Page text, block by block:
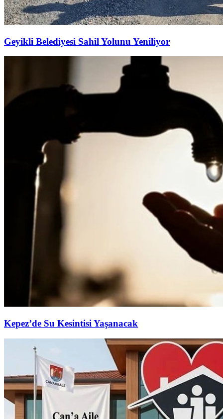
Geyikli Belediyesi Sahil Yolunu Yeniliyor
Kepez’de Su Kesintisi Yaşanacak